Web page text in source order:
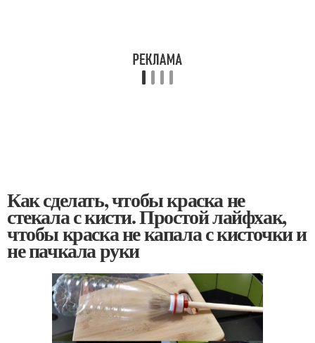
Как сделать, чтобы краска не
стекала с кисти. Простой лайфхак,
чтобы краска не капала с кисточки и
не пачкала руки